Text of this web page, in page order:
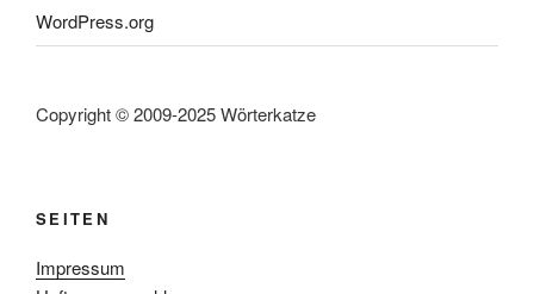
WordPress.org
Copyright © 2009-2025 Wörterkatze
SEITEN
Impressum